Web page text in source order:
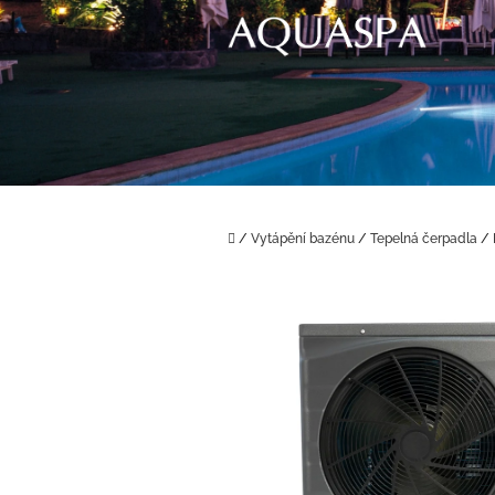
Přejít
na
Domů
/ Vytápění bazénu / Tepelná čerpadla /